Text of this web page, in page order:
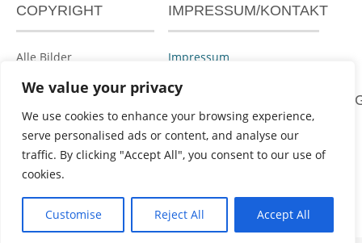
We value your privacy
We use cookies to enhance your browsing experience,
serve personalised ads or content, and analyse our
traffic. By clicking "Accept All", you consent to our use of
cookies.
Customise Reject All Accept All
COPYRIGHT
Alle Bilder
geschützt.
IMPRESSUM/KONTAKT
Impressum
Datenschutzerklärung